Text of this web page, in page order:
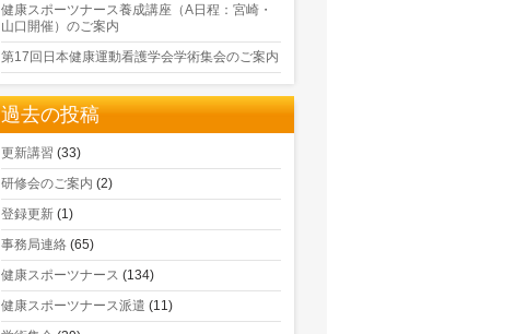
健康スポーツナース養成講座（A日程：宮崎・
山口開催）のご案内
第17回日本健康運動看護学会学術集会のご案内
過去の投稿
更新講習 (33)
研修会のご案内 (2)
登録更新 (1)
事務局連絡 (65)
健康スポーツナース (134)
健康スポーツナース派遣 (11)